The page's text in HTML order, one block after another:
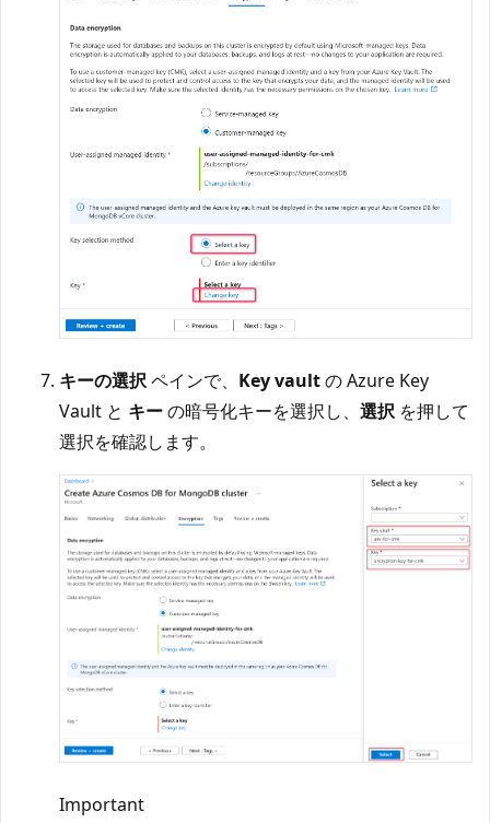
キーの選択ペインで、 Key vaultの Azure Key
Vault と キーの暗号化キーを選択し、 選択 を押して
選択を確認します。
Important